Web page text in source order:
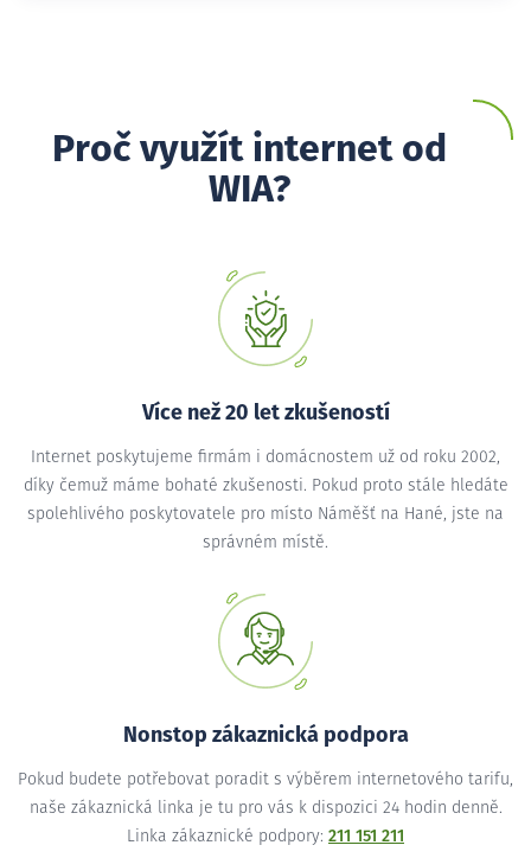
Proč využít internet od
WIA?
Více než 20 let zkušeností
Internet poskytujeme firmám i domácnostem už od roku 2002,
díky čemuž máme bohaté zkušenosti. Pokud proto stále hledáte
spolehlivého poskytovatele pro místo Náměšť na Hané, jste na
správném místě.
Nonstop zákaznická podpora
Pokud budete potřebovat poradit s výběrem internetového tarifu,
naše zákaznická linka je tu pro vás k dispozici 24 hodin denně.
Linka zákaznické podpory: 211 151 211